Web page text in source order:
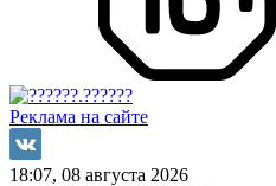
Реклама на сайте
18:07, 08 августа 2026